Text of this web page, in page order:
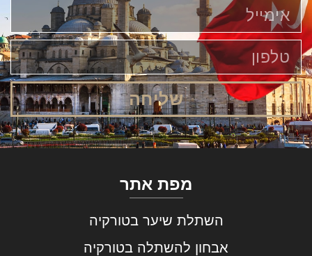
שליחה
מפת אתר
השתלת שיער בטורקיה
אבחון להשתלה בטורקיה